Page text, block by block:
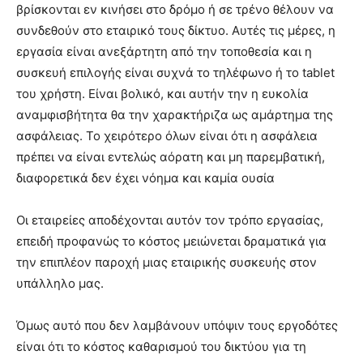
βρίσκονται εν κινήσει στο δρόμο ή σε τρένο θέλουν να
συνδεθούν στο εταιρικό τους δίκτυο. Αυτές τις μέρες, η
εργασία είναι ανεξάρτητη από την τοποθεσία και η
συσκευή επιλογής είναι συχνά το τηλέφωνο ή το tablet
του χρήστη. Είναι βολικό, και αυτήν την η ευκολία
αναμφισβήτητα θα την χαρακτήριζα ως αμάρτημα της
ασφάλειας. Το χειρότερο όλων είναι ότι η ασφάλεια
πρέπει να είναι εντελώς αόρατη και μη παρεμβατική,
διαφορετικά δεν έχει νόημα και καμία ουσία
Οι εταιρείες αποδέχονται αυτόν τον τρόπο εργασίας,
επειδή προφανώς το κόστος μειώνεται δραματικά για
την επιπλέον παροχή μιας εταιρικής συσκευής στον
υπάλληλο μας.
Όμως αυτό που δεν λαμβάνουν υπόψιν τους εργοδότες
είναι ότι το κόστος καθαρισμού του δικτύου για τη